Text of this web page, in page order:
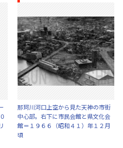
那珂川河口上空から見た天神の市街
中心部。右下に市民会館と県文化会
館＝１９６６（昭和４１）年１２月
頃